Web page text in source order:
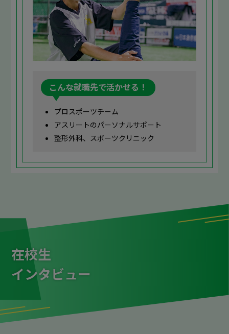
こんな就職先で活かせる！
プロスポーツチーム
アスリートのパーソナルサポート
整形外科、スポーツクリニック
在校生
インタビュー